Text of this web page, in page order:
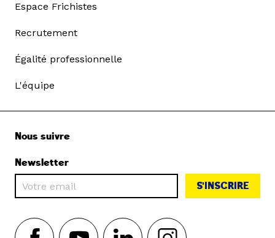
Espace Frichistes
Recrutement
Égalité professionnelle
L'équipe
Nous suivre
Newsletter
S'INSCRIRE